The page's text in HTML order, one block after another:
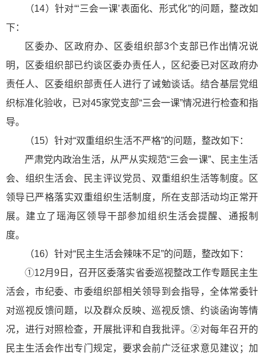
（14）针对“‘三会一课’表面化、形式化”的问题，整改如
下：
区委办、区政府办、区委组织部3个支部已作出情况说
明，区委组织部已约谈区委办责任人，区纪委已对区政府办
责任人、区委组织部责任人进行了诫勉谈话。结合基层党组
织标准化验收，已对45家党支部“三会一课”情况进行检查和指
导。
（15）针对“双重组织生活不严格”的问题，整改如下：
严肃党内政治生活，从严从实规范“三会一课”、民主生活
会、组织生活会、民主评议党员、双重组织生活等制度。区
领导已严格落实双重组织生活制度，所在支部活动均正常开
展。建立了瑶海区领导干部参加组织生活会提醒、通报制
度。
（16）针对“民主生活会辣味不足”的问题，整改如下：
①12月9日，召开区委落实省委巡视整改工作专题民主生
活会，市纪委、市委组织部相关领导到会指导，全体常委针
对巡视反馈问题，以及群众反映、巡视反馈、约谈函询等情
况，进行对照检查，开展批评和自我批评。②对每年召开的
民主生活会作出专门规定，要求会前广泛征求意见建议；加